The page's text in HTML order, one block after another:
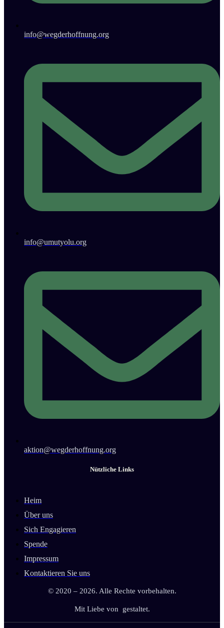
info@wegderhoffnung.org
info@umutyolu.org
aktion@wegderhoffnung.org
Nützliche Links
Heim
Über uns
Sich Engagieren
Spende
Impressum
Kontaktieren Sie uns
© 2020 – 2026. Alle Rechte vorbehalten.
Mit Liebe von gestaltet.